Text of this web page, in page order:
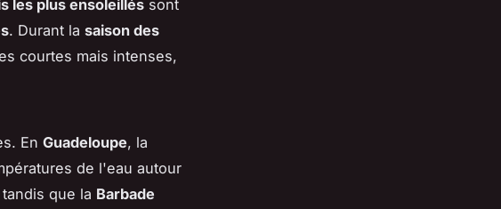
les plus ensoleillés sont
. Durant la saison des
courtes mais intenses,
En Guadeloupe, la
de l'eau autour
que la Barbade